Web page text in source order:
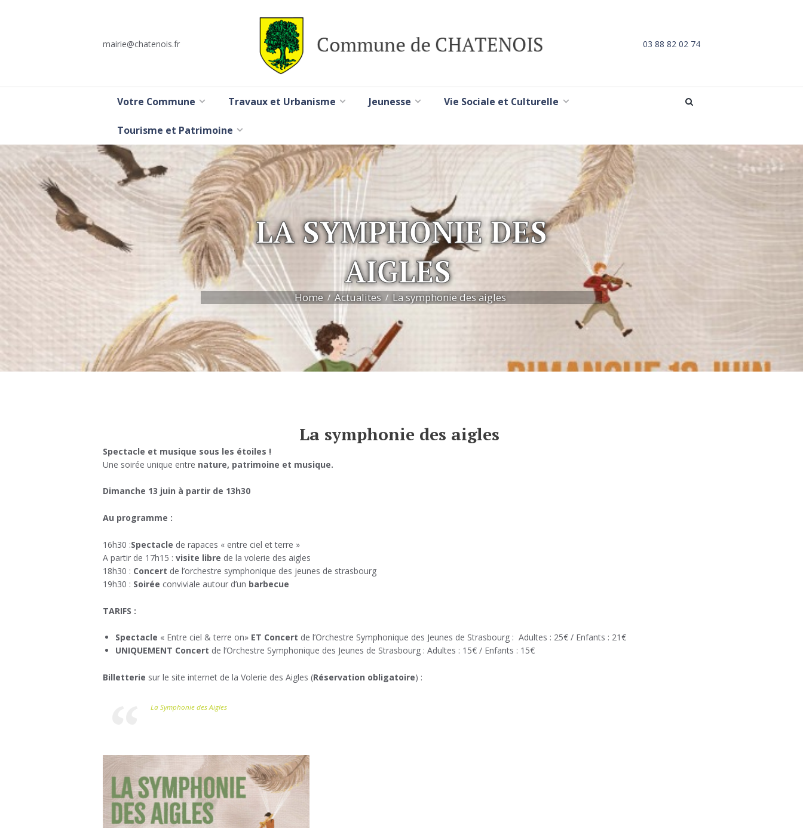
mairie@chatenois.fr 03 88 82 02 74
Votre Commune Travaux et Urbanisme Jeunesse Vie Sociale et Culturelle
Tourisme et Patrimoine
LA SYMPHONIE DES
AIGLES
Home Actualites La symphonie des aigles
La symphonie des aigles
Spectacle et musique sous les étoiles !
Une soirée unique entre nature, patrimoine et musique.
Dimanche 13 juin à partir de 13h30
Au programme :
16h30 :Spectacle de rapaces « entre ciel et terre »
A partir de 17h15 : visite libre de la volerie des aigles
18h30 : Concert de l’orchestre symphonique des jeunes de strasbourg
19h30 : Soirée conviviale autour d’un barbecue
TARIFS :
Spectacle « Entre ciel & terre on» ET Concert de l’Orchestre Symphonique des Jeunes de Strasbourg : Adultes : 25€ / Enfants : 21€
UNIQUEMENT Concert de l’Orchestre Symphonique des Jeunes de Strasbourg : Adultes : 15€ / Enfants : 15€
Billetterie sur le site internet de la Volerie des Aigles (Réservation obligatoire) :
La Symphonie des Aigles